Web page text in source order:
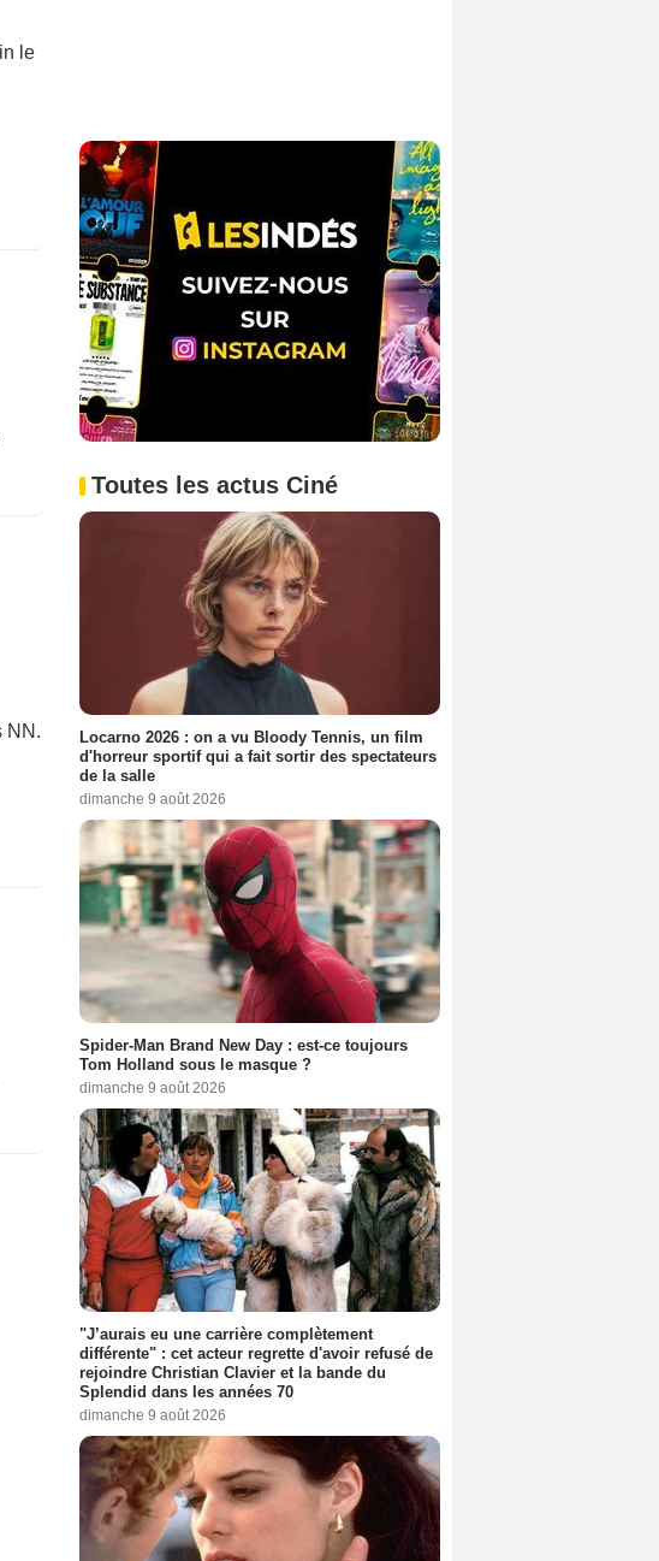
le
NN.
Toutes les actus Ciné
Locarno 2026 : on a vu Bloody Tennis, un film
d'horreur sportif qui a fait sortir des spectateurs
de la salle
dimanche 9 août 2026
Spider-Man Brand New Day : est-ce toujours
Tom Holland sous le masque ?
dimanche 9 août 2026
"J’aurais eu une carrière complètement
différente" : cet acteur regrette d'avoir refusé de
rejoindre Christian Clavier et la bande du
Splendid dans les années 70
dimanche 9 août 2026